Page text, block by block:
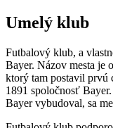
Umelý klub
Futbalový klub, a
Bayer. Názov mesta je
ktorý tam postavil prvú
1891 spoločnosť
Bayer vybudoval, sa